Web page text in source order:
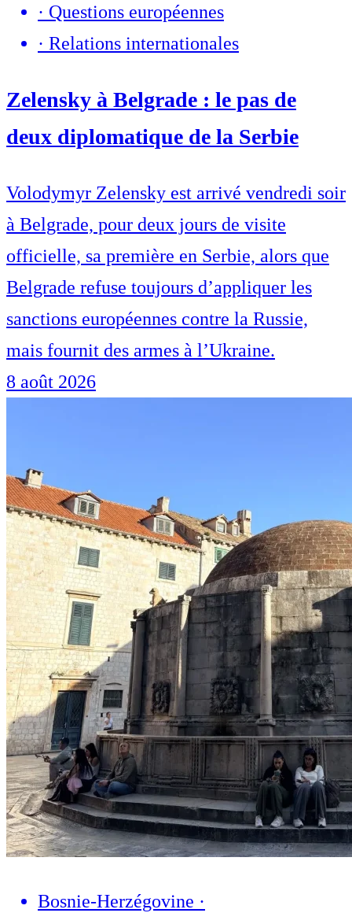
· Questions européennes
· Relations internationales
Zelensky à Belgrade : le pas de
deux diplomatique de la Serbie
Volodymyr Zelensky est arrivé vendredi soir
à Belgrade, pour deux jours de visite
officielle, sa première en Serbie, alors que
Belgrade refuse toujours d’appliquer les
sanctions européennes contre la Russie,
mais fournit des armes à l’Ukraine.
8 août 2026
Bosnie-Herzégovine ·